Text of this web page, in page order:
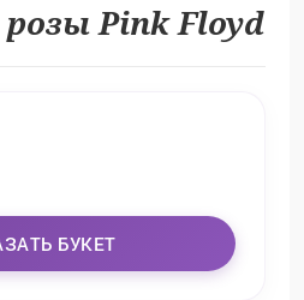
Pink Floyd
БУКЕТ